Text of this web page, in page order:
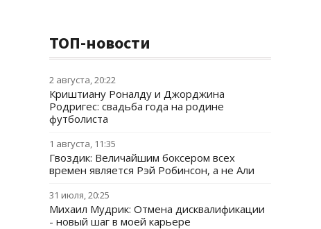
ТОП-новости
2 августа, 20:22
Криштиану Роналду и Джорджина
Родригес: свадьба года на родине
футболиста
1 августа, 11:35
Гвоздик: Величайшим боксером всех
времен является Рэй Робинсон, а не Али
31 июля, 20:25
Михаил Мудрик: Отмена дисквалификации
- новый шаг в моей карьере